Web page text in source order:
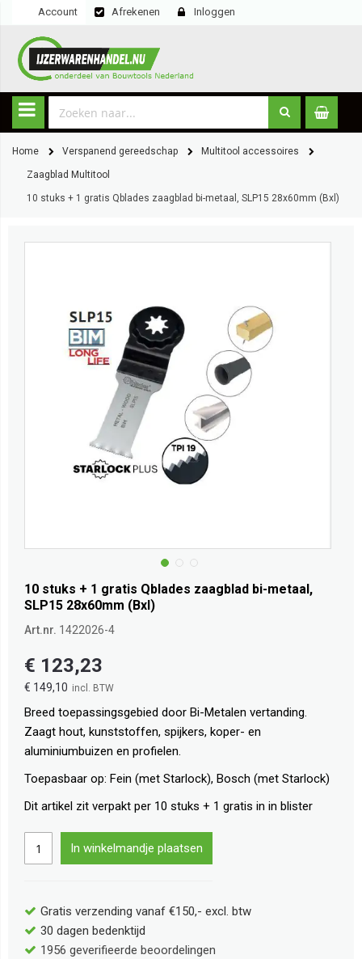
Account Afrekenen Inloggen
Home Verspanend gereedschap Multitool accessoires
Zaagblad Multitool
10 stuks + 1 gratis Qblades zaagblad bi-metaal, SLP15 28x60mm (Bxl)
10 stuks + 1 gratis Qblades zaagblad bi-metaal,
SLP15 28x60mm (Bxl)
Art.nr. 1422026-4
€ 149,10
€ 123,23
Breed toepassingsgebied door Bi-Metalen vertanding.
Zaagt hout, kunststoffen, spijkers, koper- en
aluminiumbuizen en profielen.
Toepasbaar op: Fein (met Starlock), Bosch (met Starlock)
Dit artikel zit verpakt per 10 stuks + 1 gratis in in blister
In winkelmandje plaatsen
Gratis verzending vanaf €150,- excl. btw
30 dagen bedenktijd
1956 geverifieerde beoordelingen